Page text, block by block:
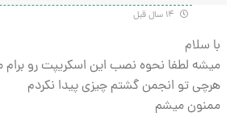
با سلام
میشه لطفا نحوه نصب این اسکریپت رو برام
هرچی تو انجمن گشتم چیزی پیدا نکردم
ممنون میشم